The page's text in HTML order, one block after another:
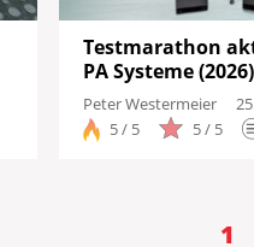
Testmarathon
PA Systeme (2026)
Peter Westermeier
5 / 5
5 / 5
1